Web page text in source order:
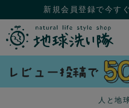
新規会員登録で今す
人と地